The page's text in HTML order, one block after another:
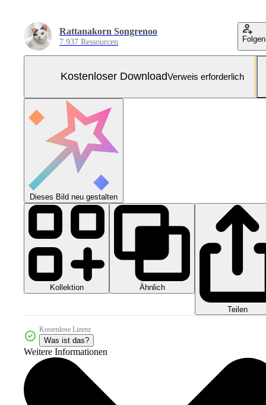
Rattanakorn Songrenoo
7.937 Ressourcen Folgen
Kostenloser DownloadVerweis erforderlich
Dieses Bild neu gestalten
Kollektion Ähnlich
Teilen
Kostenlose Lizenz
Was ist das?
Weitere Informationen